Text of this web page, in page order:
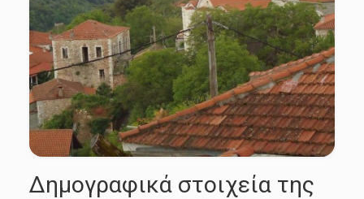
Δημογραφικά στοιχεία της